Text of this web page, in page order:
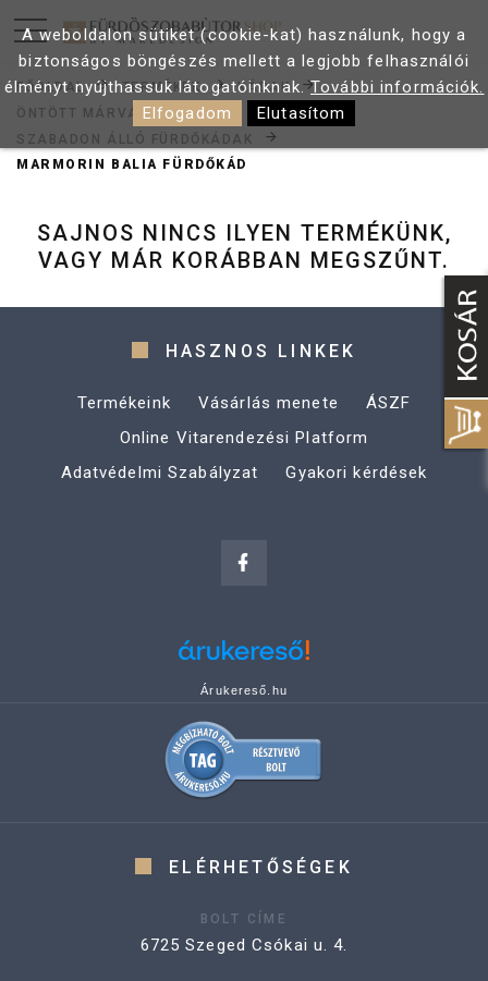
FŐOLDAL TERMÉKEK
KÁDAK
ÖNTÖTT MÁRVÁNY KÁDAK
SZABADON ÁLLÓ FÜRDŐKÁDAK
MARMORIN BALIA FÜRDŐKÁD
SAJNOS NINCS ILYEN TERMÉKÜNK,
VAGY MÁR KORÁBBAN MEGSZŰNT.
HASZNOS LINKEK
Termékeink Vásárlás menete
ÁSZF
Online Vitarendezési Platform
Adatvédelmi Szabályzat
Gyakori kérdések
Árukereső.hu
ELÉRHETŐSÉGEK
BOLT CÍME
6725 Szeged Csókai u. 4.
A weboldalon sütiket (cookie-kat) használunk, hogy a
biztonságos böngészés mellett a legjobb felhasználói
élményt nyújthassuk látogatóinknak.További információk.
Elfogadom
Elutasítom